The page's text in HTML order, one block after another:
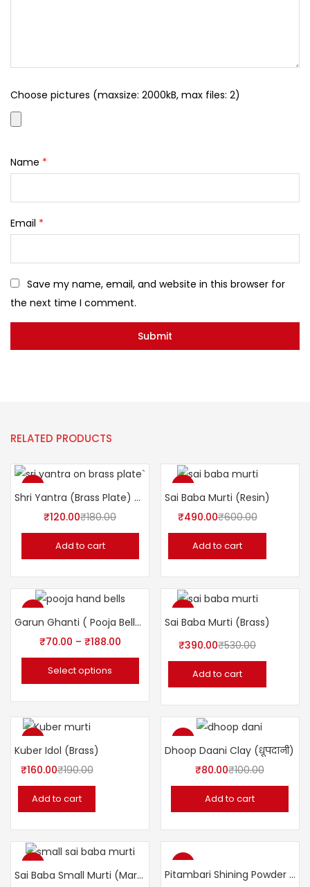
Choose pictures (maxsize: 2000kB, max files: 2)
Name *
Email *
Save my name, email, and website in this browser for
the next time I comment.
RELATED PRODUCTS
-33%
Shri Yantra (Brass Plate) श्री यंत्र
₹120.00₹180.00
Add to cart
-18%
Sai Baba Murti (Resin)
₹490.00₹600.00
Add to cart
-29%
Garun Ghanti ( Pooja Bell) Brass
₹70.00 – ₹188.00
Select options
-26%
Sai Baba Murti (Brass)
₹390.00₹530.00
Add to cart
-16%
Kuber Idol (Brass)
₹160.00₹190.00
Add to cart
-20%
Dhoop Daani Clay (धूपदानी)
₹80.00₹100.00
Add to cart
-17%
Sai Baba Small Murti (Marble)
-3%
Pitambari Shining Powder 200gms.